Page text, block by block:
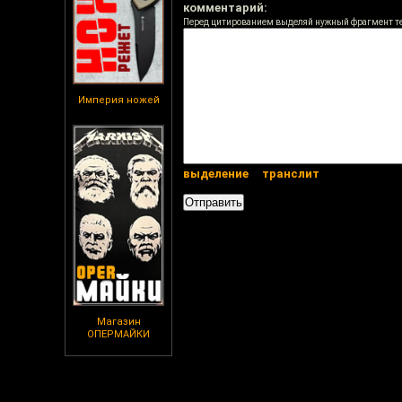
Империя ножей
Магазин
ОПЕРМАЙКИ
комментарий:
Перед цитированием выделяй нужный фрагмент
выделение транслит